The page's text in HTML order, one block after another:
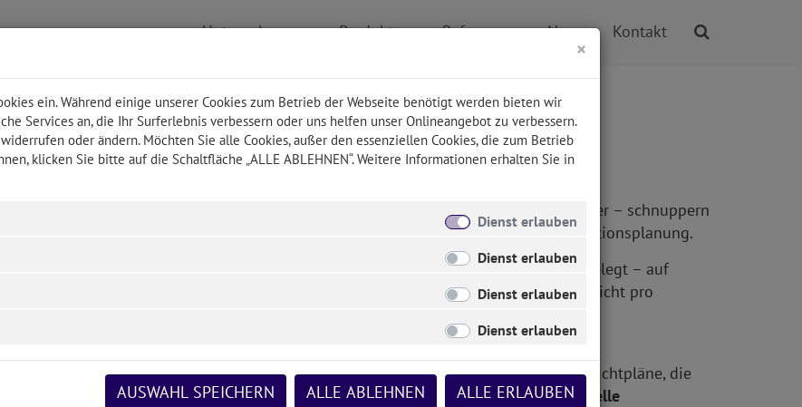
Unternehmen Produkte Referenzen News Kontakt
oder noch per Terminplaner? ProvenSys begleitet Sie gerne ins digitale Zeitalter – schnuppern
und entdecken Sie die Vorteile der digitalen Produktionsplanung.
Arbeitszeiten einer Maschine über sogenannte
Maschinenschichtplänefestgelegt – auf
(beispielsweise in Produktionslinien oder Betrieben mit einer Schicht) nicht pro
können Sie aber für maximale Flexibilität auch pro Maschine einen eigenen
sondern definieren einfach die Arbeitszeit der Maschine pro Tag – auch Schichtpläne, die
durch diese Unabhängigkeit frei abgebildet werden und erlaubenkomplett individuelle
×
ein. Während einige unserer Cookies zum Betrieb der Webseite benötigt werden bieten wir
Services an, die Ihr Surferlebnis verbessern oder uns helfen unser Onlineangebot zu verbessern.
oder ändern. Möchten Sie alle Cookies, außer den essenziellen Cookies, die zum Betrieb
klicken Sie bitte auf die Schaltfläche „ALLE ABLEHNEN“. Weitere Informationen erhalten Sie in
Dienst erlauben
Dienst erlauben
Dienst erlauben
Dienst erlauben
AUSWAHL SPEICHERN ALLE ABLEHNEN ALLE ERLAUBEN